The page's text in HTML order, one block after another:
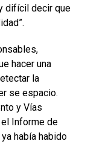
difícil decir que
hacer una
la
se espacio.
y Vías
Informe de
había habido